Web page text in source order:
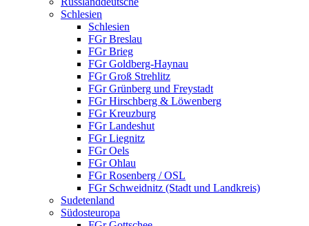
Schlesien
Schlesien
FGr Breslau
FGr Brieg
FGr Goldberg-Haynau
FGr Groß Strehlitz
FGr Grünberg und Freystadt
FGr Hirschberg & Löwenberg
FGr Kreuzburg
FGr Landeshut
FGr Liegnitz
FGr Oels
FGr Ohlau
FGr Rosenberg / OSL
FGr Schweidnitz (Stadt und Landkreis)
Sudetenland
Südosteuropa